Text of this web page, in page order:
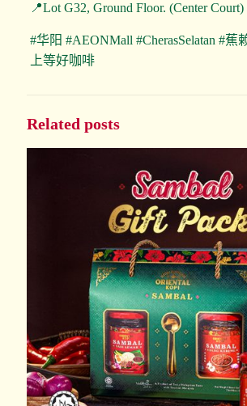
📍Lot G32, Ground Floor. (Center Court)
#华阳 #AEONMall #CherasSelatan #蕉
上等好咖啡
Related posts